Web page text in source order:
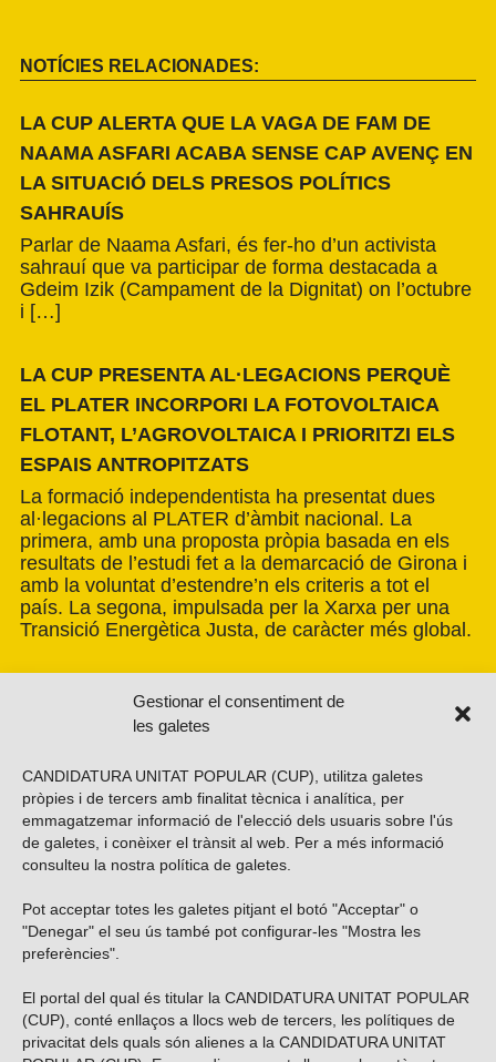
Gestionar el consentiment de
les galetes
CANDIDATURA UNITAT POPULAR (CUP), utilitza galetes
pròpies i de tercers amb finalitat tècnica i analítica, per
emmagatzemar informació de l'elecció dels usuaris sobre l'ús
de galetes, i conèixer el trànsit al web. Per a més informació
consulteu la nostra política de galetes
Pot acceptar totes les galetes pitjant el botó "Acceptar" o
"Denegar" el seu ús també pot configurar-les "Mostra les
preferències".
El portal del qual és titular la CANDIDATURA UNITAT POPULAR
(CUP), conté enllaços a llocs web de tercers, les polítiques de
privacitat dels quals són alienes a la CANDIDATURA UNITAT
NOTÍCIES RELACIONADES:
LA CUP ALERTA QUE LA VAGA DE FAM DE
NAAMA ASFARI ACABA SENSE CAP AVENÇ EN
LA SITUACIÓ DELS PRESOS POLÍTICS
SAHRAUÍS
Parlar de Naama Asfari, és fer-ho d’un activista
sahrauí que va participar de forma destacada a
Gdeim Izik (Campament de la Dignitat) on l’octubre
i […]
LA CUP PRESENTA AL·LEGACIONS PERQUÈ
EL PLATER INCORPORI LA FOTOVOLTAICA
FLOTANT, L’AGROVOLTAICA I PRIORITZI ELS
ESPAIS ANTROPITZATS
La formació independentista ha presentat dues
al·legacions al PLATER d’àmbit nacional. La
primera, amb una proposta pròpia basada en els
resultats de l’estudi fet a la demarcació de Girona i
amb la voluntat d’estendre’n els criteris a tot el
país. La segona, impulsada per la Xarxa per una
Transició Energètica Justa, de caràcter més global.
Vols subscriure’t al nostre butlletí?
ENVIAR